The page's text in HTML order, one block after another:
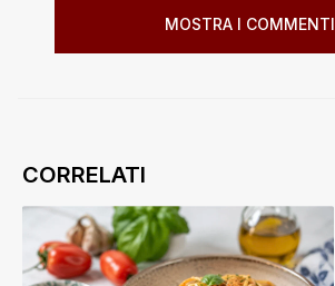
MOSTRA I COMMENTI